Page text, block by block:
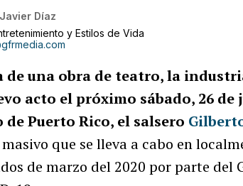
Díaz
y Estilos de Vida
de una obra de teatro, la
acto el próximo sábado, 26 de
Puerto Rico, el salsero
que se lleva a cabo en
de marzo del 2020 por parte del